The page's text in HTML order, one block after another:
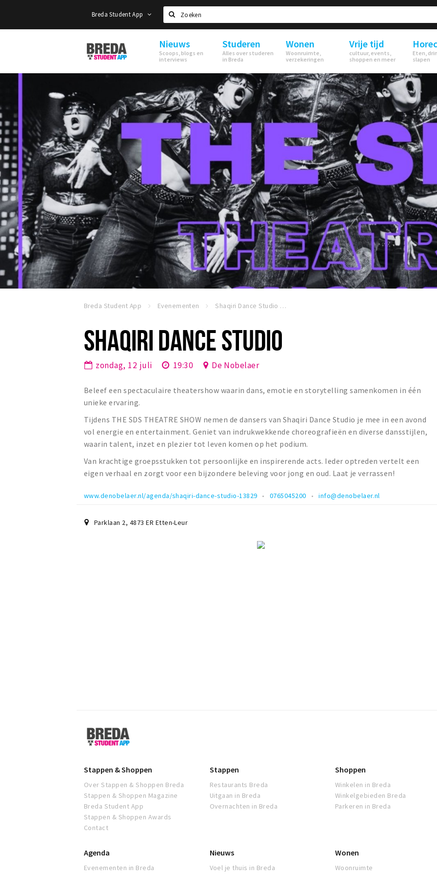
Breda Student App
Zoeken
Breda
Student
Nieuws
Scoops, blogs en
interviews
Studeren
Alles over studeren
in Breda
Wonen
Woonruimte,
verzekeringen
Vrije tijd
cultuur, events,
shoppen en meer
Eten,
slapen
Breda Student App Evenementen Shaqiri Dance Studio
SHAQIRI DANCE STUDIO
zondag, 12 juli 19:30 De Nobelaer
Beleef een spectaculaire theatershow waarin dans, emotie en storytelling samenkomen in één
unieke ervaring.
Tijdens THE SDS THEATRE SHOW nemen de dansers van Shaqiri Dance Studio je mee in een avond
vol energie en entertainment. Geniet van indrukwekkende choreografieën en diverse dansstijlen,
waarin talent, inzet en plezier tot leven komen op het podium.
Van krachtige groepsstukken tot persoonlijke en inspirerende acts. Ieder optreden vertelt een
eigen verhaal en zorgt voor een bijzondere beleving voor jong en oud. Laat je verrassen!
www.denobelaer.nl/agenda/shaqiri-dance-studio-13829 0765045200 info@denobelaer.nl
Parklaan 2, 4873 ER Etten-Leur
Breda
Student
App
Stappen & Shoppen
Over Stappen & Shoppen Breda
Stappen & Shoppen Magazine
Breda Student App
Stappen & Shoppen Awards
Contact
Stappen
Restaurants Breda
Uitgaan in Breda
Overnachten in Breda
Shoppen
Winkelen in Breda
Winkelgebieden Breda
Parkeren in Breda
Agenda
Evenementen in Breda
Nieuws
Voel je thuis in Breda
Wonen
Woonruimte